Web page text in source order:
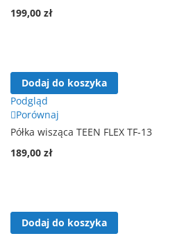
199,00 zł
Dodaj do koszyka
Podgląd
Porównaj
Półka wisząca TEEN FLEX TF-13
189,00 zł
Dodaj do koszyka